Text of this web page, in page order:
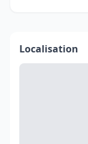
Localisation